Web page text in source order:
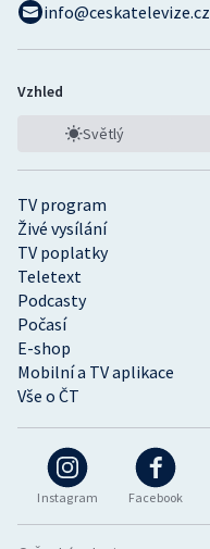
Instagram Facebook
TV program
Živé vysílání
TV poplatky
Teletext
Podcasty
Počasí
E-shop
Mobilní a TV aplikace
Vše o ČT
info@ceskatelevize.cz
Vzhled
Světlý